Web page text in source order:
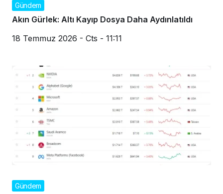
Gündem
Akın Gürlek: Altı Kayıp Dosya Daha Aydınlatıldı
18 Temmuz 2026 - Cts - 11:11
Gündem